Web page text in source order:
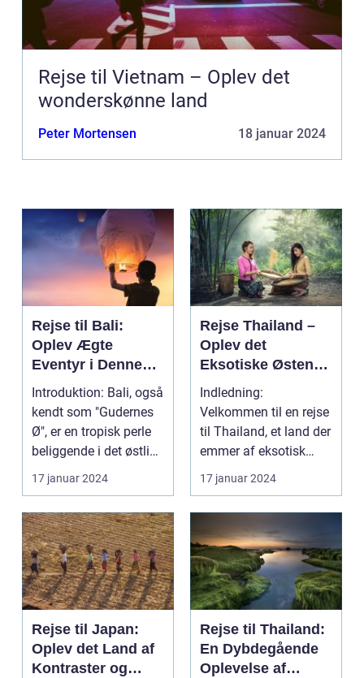
Rejse til Vietnam – Oplev det
wonderskønne land
Peter Mortensen 18 januar 2024
Rejse til Bali:
Oplev Ægte
Eventyr i Denne
Indonesiske
Drømmedestinatio
n
Introduktion: Bali, også
kendt som "Gudernes
Ø", er en tropisk perle
beliggende i det østlige
Indon...
17 januar 2024
Rejse Thailand –
Oplev det
Eksotiske Østens
Vidunderland
Indledning:
Velkommen til en rejse
til Thailand, et land der
emmer af eksotisk
kultur, smukke strand...
17 januar 2024
Rejse til Japan:
Oplev det Land af
Kontraster og
Rejse til Thailand:
En Dybdegående
Oplevelse af